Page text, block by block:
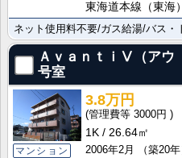
東海道本線（東海
ＡｖａｎｔｉⅤ（アウ
号室
マンション
3.8万円
3000円
1K
26.64㎡
2006年2月
（築20年